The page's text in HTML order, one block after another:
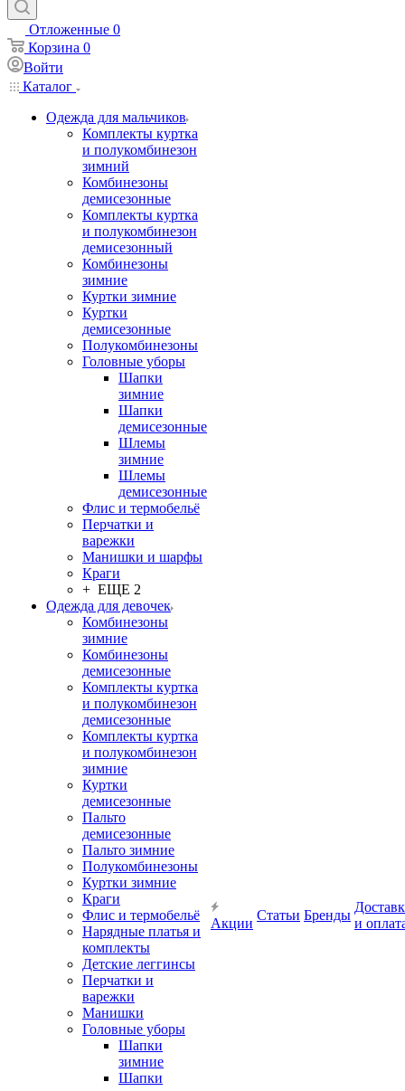
Отложенные 0
Корзина 0
Войти
Каталог
Одежда для мальчиков
Комплекты куртка
и полукомбинезон
зимний
Комбинезоны
демисезонные
Комплекты куртка
и полукомбинезон
демисезонный
Комбинезоны
зимние
Куртки зимние
Куртки
демисезонные
Полукомбинезоны
Головные уборы
Шапки
зимние
Шапки
демисезонные
Шлемы
зимние
Шлемы
демисезонные
Флис и термобельё
Перчатки и
варежки
Манишки и шарфы
Краги
+ ЕЩЕ 2
Одежда для девочек
Комбинезоны
зимние
Комбинезоны
демисезонные
Комплекты куртка
и полукомбинезон
демисезонные
Комплекты куртка
и полукомбинезон
зимние
Куртки
демисезонные
Пальто
демисезонные
Пальто зимние
Полукомбинезоны
Куртки зимние
Краги
Флис и термобельё
Нарядные платья и
комплекты
Детские леггинсы
Перчатки и
варежки
Манишки
Головные уборы
Шапки
зимние
Шапки
Акции
Статьи Бренды
и